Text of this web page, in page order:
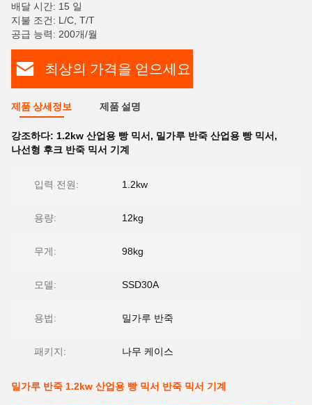
배달 시간: 15 일
지불 조건: L/C, T/T
공급 능력: 200개/월
최상의 가격을 얻으세요
제품 상세정보 제품 설명
강조하다: 1.2kw 산업용 빵 믹서 , 밀가루 반죽 산업용 빵 믹서 ,
나선형 후크 반죽 믹서 기계
입력 전원: 1.2kw
용량: 12kg
무게: 98kg
모델: SSD30A
용법: 밀가루 반죽
패키지: 나무 케이스
밀가루 반죽 1.2kw 산업용 빵 믹서 반죽 믹서 기계